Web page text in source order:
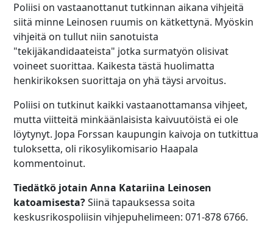
Poliisi on vastaanottanut tutkinnan aikana vihjeitä
siitä minne Leinosen ruumis on kätkettynä. Myöskin
vihjeitä on tullut niin sanotuista
"tekijäkandidaateista" jotka surmatyön olisivat
voineet suorittaa. Kaikesta tästä huolimatta
henkirikoksen suorittaja on yhä täysi arvoitus.
Poliisi on tutkinut kaikki vastaanottamansa vihjeet,
mutta viitteitä minkäänlaisista kaivuutöistä ei ole
löytynyt. Jopa Forssan kaupungin kaivoja on tutkittua
tuloksetta, oli rikosylikomisario Haapala
kommentoinut.
Tiedätkö jotain Anna Katariina Leinosen
katoamisesta?Siinä tapauksessa soita
keskusrikospoliisin vihjepuhelimeen: 071-878 6766.